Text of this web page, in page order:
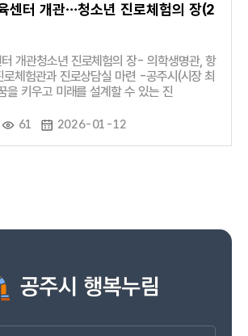
센터 개관…청소년 진로체험의 장(2
개관청소년 진로체험의 장- 의학생명관, 항
체험관과 진로상담실 마련 -공주시(시장 최
을 키우고 미래를 설계할 수 있는 진
61 2026-01-12